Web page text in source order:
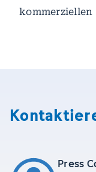
kommerziellen
Press